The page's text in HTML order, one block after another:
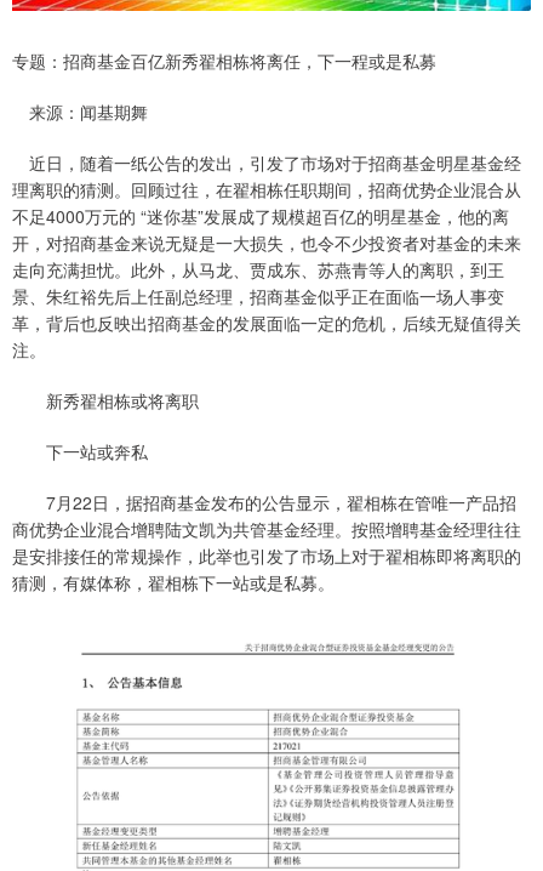
专题：招商基金百亿新秀翟相栋将离任，下一程或是私募
来源：闻基期舞
近日，随着一纸公告的发出，引发了市场对于招商基金明星基金经
理离职的猜测。回顾过往，在翟相栋任职期间，招商优势企业混合从
不足4000万元的 “迷你基”发展成了规模超百亿的明星基金，他的离
开，对招商基金来说无疑是一大损失，也令不少投资者对基金的未来
走向充满担忧。此外，从马龙、贾成东、苏燕青等人的离职，到王
景、朱红裕先后上任副总经理，招商基金似乎正在面临一场人事变
革，背后也反映出招商基金的发展面临一定的危机，后续无疑值得关
注。
新秀翟相栋或将离职
下一站或奔私
7月22日，据招商基金发布的公告显示，翟相栋在管唯一产品招
商优势企业混合增聘陆文凯为共管基金经理。按照增聘基金经理往往
是安排接任的常规操作，此举也引发了市场上对于翟相栋即将离职的
猜测，有媒体称，翟相栋下一站或是私募。